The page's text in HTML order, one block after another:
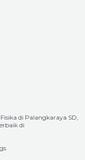
di Palangkaraya SD,
di